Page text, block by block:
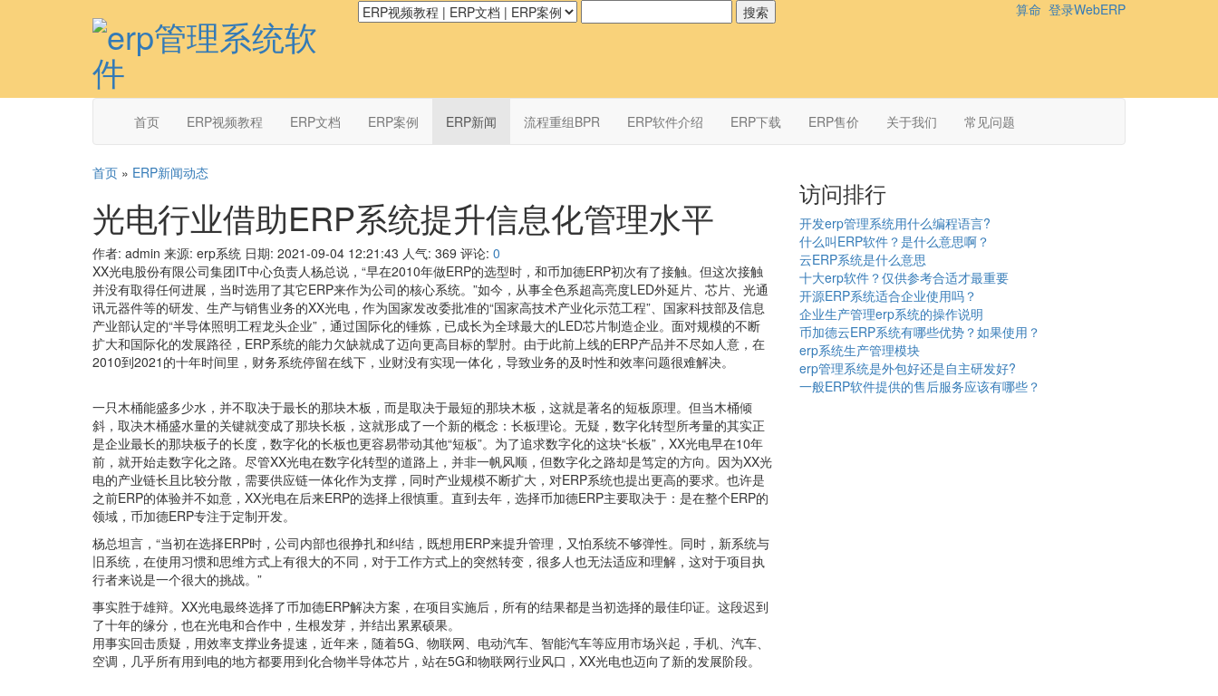
算命 登录WebERP
首页 ERP视频教程 ERP文档 ERP案例 ERP新闻 流程重组BPR ERP软件介绍 ERP下载 ERP售价 关于我们 常见问题
首页 » ERP新闻动态
光电行业借助ERP系统提升信息化管理水平
作者: admin 来源: erp系统 日期: 2021-09-04 12:21:43 人气: 369 评论: 0
XX光电股份有限公司集团IT中心负责人杨总说，“早在2010年做ERP的选型时，和币加德ERP初次有了接触。但这次接触
并没有取得任何进展，当时选用了其它ERP来作为公司的核心系统。”如今，从事全色系超高亮度LED外延片、芯片、光通
讯元器件等的研发、生产与销售业务的XX光电，作为国家发改委批准的“国家高技术产业化示范工程”、国家科技部及信息
产业部认定的“半导体照明工程龙头企业”，通过国际化的锤炼，已成长为全球最大的LED芯片制造企业。面对规模的不断
扩大和国际化的发展路径，ERP系统的能力欠缺就成了迈向更高目标的掣肘。由于此前上线的ERP产品并不尽如人意，在
2010到2021的十年时间里，财务系统停留在线下，业财没有实现一体化，导致业务的及时性和效率问题很难解决。
一只木桶能盛多少水，并不取决于最长的那块木板，而是取决于最短的那块木板，这就是著名的短板原理。但当木桶倾
斜，取决木桶盛水量的关键就变成了那块长板，这就形成了一个新的概念：长板理论。无疑，数字化转型所考量的其实正
是企业最长的那块板子的长度，数字化的长板也更容易带动其他“短板”。为了追求数字化的这块“长板”，XX光电早在10年
前，就开始走数字化之路。尽管XX光电在数字化转型的道路上，并非一帆风顺，但数字化之路却是笃定的方向。因为XX光
电的产业链长且比较分散，需要供应链一体化作为支撑，同时产业规模不断扩大，对ERP系统也提出更高的要求。也许是
之前ERP的体验并不如意，XX光电在后来ERP的选择上很慎重。直到去年，选择币加德ERP主要取决于：是在整个ERP的
领域，币加德ERP专注于定制开发。
杨总坦言，“当初在选择ERP时，公司内部也很挣扎和纠结，既想用ERP来提升管理，又怕系统不够弹性。同时，新系统与
旧系统，在使用习惯和思维方式上有很大的不同，对于工作方式上的突然转变，很多人也无法适应和理解，这对于项目执
行者来说是一个很大的挑战。”
事实胜于雄辩。XX光电最终选择了币加德ERP解决方案，在项目实施后，所有的结果都是当初选择的最佳印证。这段迟到
了十年的缘分，也在光电和合作中，生根发芽，并结出累累硕果。
用事实回击质疑，用效率支撑业务提速，近年来，随着5G、物联网、电动汽车、智能汽车等应用市场兴起，手机、汽车、
空调，几乎所有用到电的地方都要用到化合物半导体芯片，站在5G和物联网行业风口，XX光电也迈向了新的发展阶段。
访问排行
开发erp管理系统用什么编程语言?
什么叫ERP软件？是什么意思啊？
云ERP系统是什么意思
十大erp软件？仅供参考合适才最重要
开源ERP系统适合企业使用吗？
企业生产管理erp系统的操作说明
币加德云ERP系统有哪些优势？如果使用？
erp系统生产管理模块
erp管理系统是外包好还是自主研发好?
一般ERP软件提供的售后服务应该有哪些？